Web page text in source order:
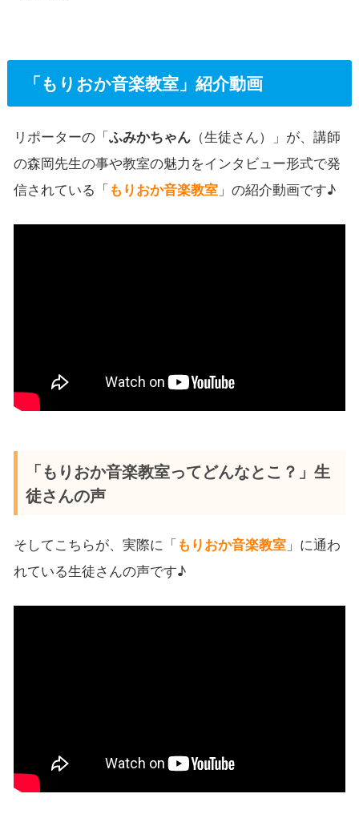
「もりおか音楽教室」紹介動画
リポーターの「ふみかちゃん（生徒さん）」が、講師
の森岡先生の事や教室の魅力をインタビュー形式で発
信されている「もりおか音楽教室」の紹介動画です♪
「もりおか音楽教室ってどんなとこ？」生
徒さんの声
そしてこちらが、実際に「もりおか音楽教室」に通わ
れている生徒さんの声です♪